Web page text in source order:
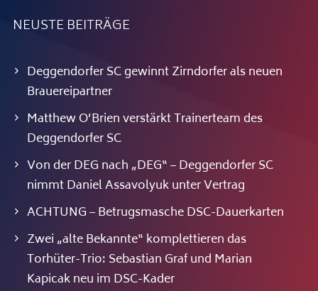
NEUSTE BEITRÄGE
Deggendorfer SC gewinnt Zirndorfer als neuen
Brauereipartner
Matthew O’Brien verstärkt Trainerteam des
Deggendorfer SC
Von der DEG nach „DEG“ – Deggendorfer SC
nimmt Daniel Assavolyuk unter Vertrag
ACHTUNG – Betrugsmasche DSC-Dauerkarten
Zwei „alte Bekannte“ komplettieren das
Torhüter-Trio: Sebastian Graf und Marian
Kapicak neu im DSC-Kader